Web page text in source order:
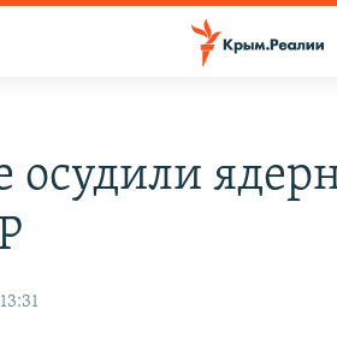
осудили